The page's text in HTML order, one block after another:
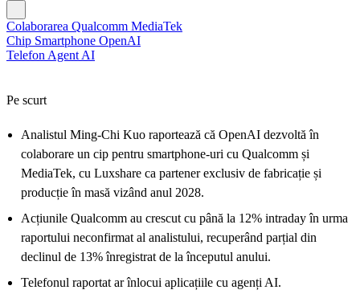
Colaborarea Qualcomm MediaTek
Chip Smartphone OpenAI
Telefon Agent AI
Pe scurt
Analistul Ming-Chi Kuo raportează că OpenAI dezvoltă în
colaborare un cip pentru smartphone-uri cu Qualcomm și
MediaTek, cu Luxshare ca partener exclusiv de fabricație și
producție în masă vizând anul 2028.
Acțiunile Qualcomm au crescut cu până la 12% intraday în urma
raportului neconfirmat al analistului, recuperând parțial din
declinul de 13% înregistrat de la începutul anului.
Telefonul raportat ar înlocui aplicațiile cu agenți AI.